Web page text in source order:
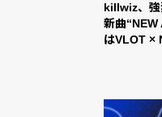
killwiz、強
新曲
はVLOT ×